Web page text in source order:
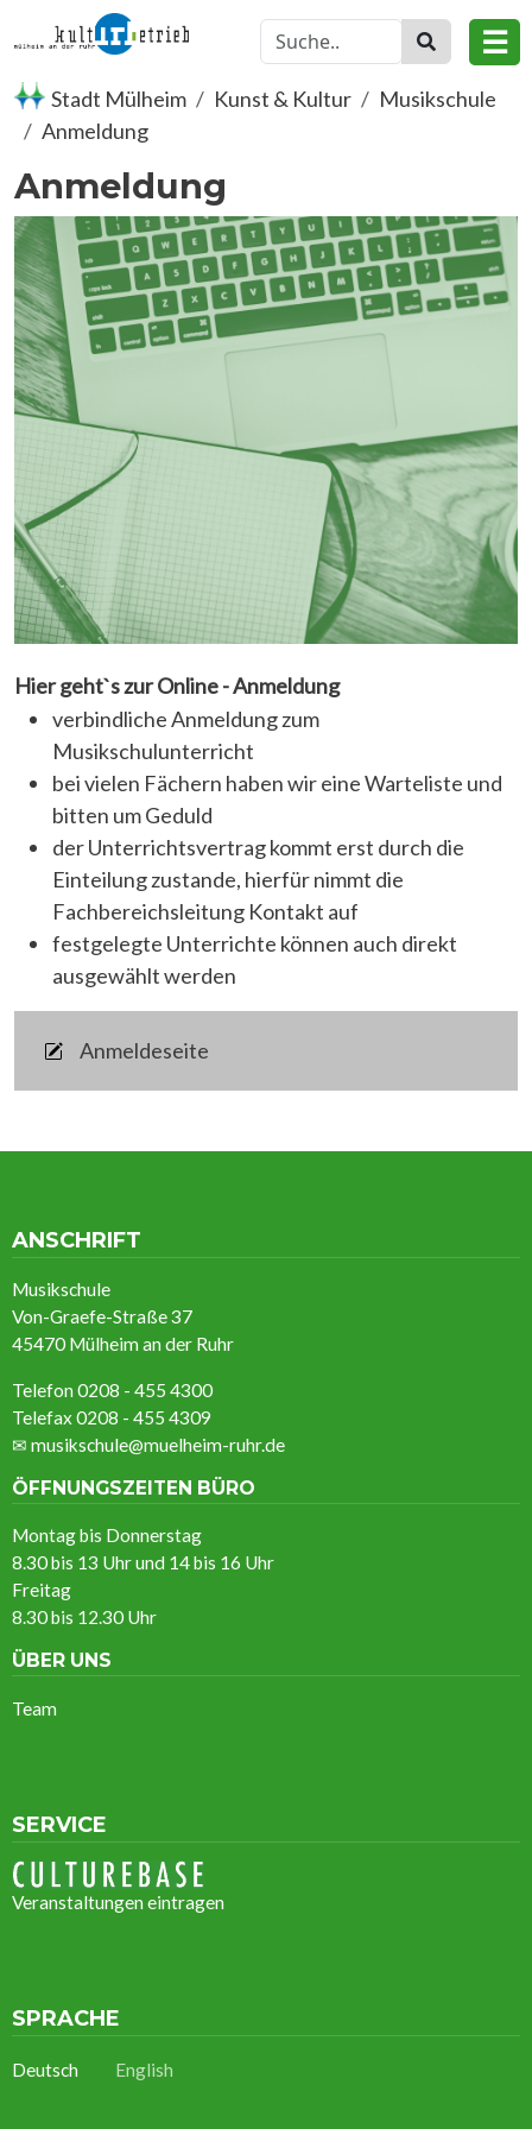
Direkt zum Inhalt
☰
Stadt Mülheim Kunst & Kultur
Musikschule
Anmeldung
Anmeldung
Hier geht`s zur Online - Anmeldung
verbindliche Anmeldung zum
Musikschulunterricht
bei vielen Fächern haben wir eine Warteliste und
bitten um Geduld
der Unterrichtsvertrag kommt erst durch die
Einteilung zustande, hierfür nimmt die
Fachbereichsleitung Kontakt auf
festgelegte Unterrichte können auch direkt
ausgewählt werden
Anmeldeseite
ANSCHRIFT
Musikschule
Von-Graefe-Straße 37
45470 Mülheim an der Ruhr
Telefon 0208 - 455 4300
Telefax 0208 - 455 4309
✉ musikschule@muelheim-ruhr.de
ÖFFNUNGSZEITEN BÜRO
Montag bis Donnerstag
8.30 bis 13 Uhr und 14 bis 16 Uhr
Freitag
8.30 bis 12.30 Uhr
ÜBER UNS
Team
SERVICE
Veranstaltungen eintragen
SPRACHE
Deutsch English